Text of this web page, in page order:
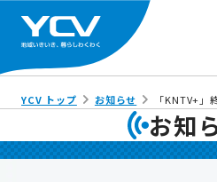
YCV トップ お知らせ 「KNTV+」
お知